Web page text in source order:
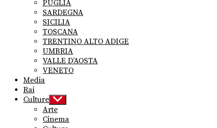
PUGLIA
SARDEGNA
SICILIA
TOSCANA
TRENTINO ALTO ADIGE
UMBRIA
VALLE D’AOSTA
VENETO
Media
Rai
Culture Show
sub
menu
Arte
Cinema